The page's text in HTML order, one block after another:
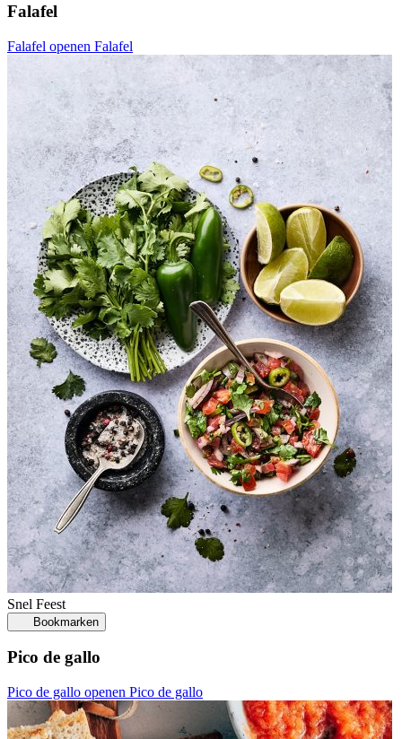
Falafel
Falafel openen Falafel
Snel Feest
Bookmarken
Pico de gallo
Pico de gallo openen Pico de gallo